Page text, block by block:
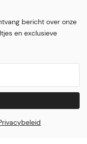
bericht over onze
en exclusieve